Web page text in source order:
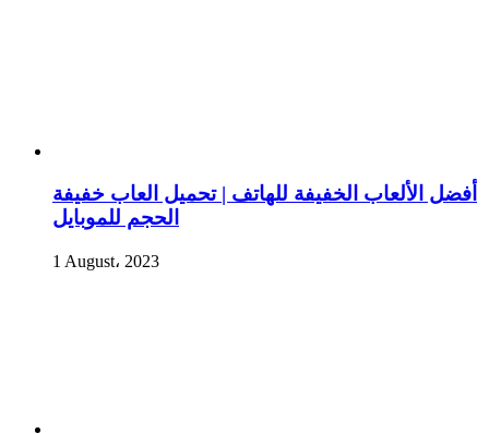
أفضل الألعاب الخفيفة للهاتف | تحميل العاب خفيفة
الحجم للموبايل
1 August، 2023